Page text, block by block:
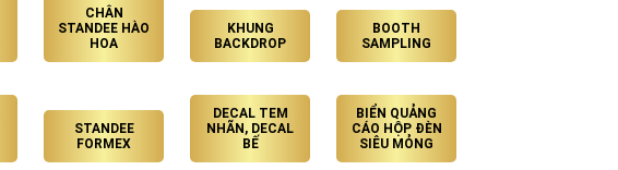
CHÂN
STANDEE HÀO
HOA
KHUNG
BACKDROP
BOOTH
SAMPLING
STANDEE
FORMEX
DECAL TEM
NHÃN, DECAL
BẾ
BIỂN QUẢNG
CÁO HỘP ĐÈN
SIÊU MỎNG